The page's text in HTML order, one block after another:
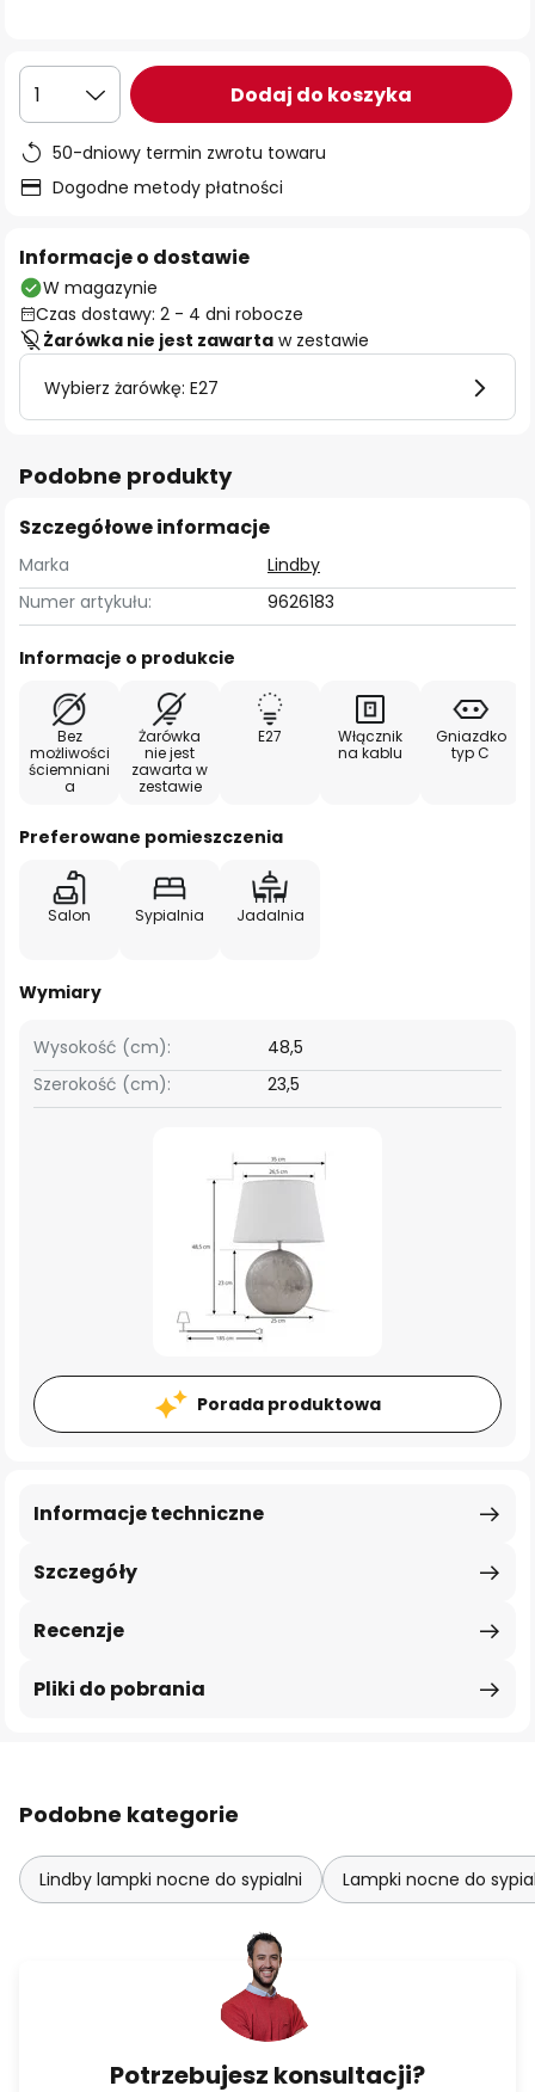
1 Dodaj do koszyka
50-dniowy termin zwrotu towaru
Dogodne metody płatności
Informacje o dostawie
W magazynie
Czas dostawy: 2 - 4 dni robocze
Żarówka nie jest zawarta w zestawie
Wybierz żarówkę: E27
Podobne produkty
Szczegółowe informacje
Marka
Lindby
Numer artykułu:
9626183
Informacje o produkcie
Bez
możliwości
ściemniani
a
Żarówka
nie jest
zawarta w
zestawie
E27
Włącznik
na kablu
Gniazdko
typ C
Preferowane pomieszczenia
Salon Sypialnia Jadalnia
Wymiary
Szerokość (cm): 23,5
Wysokość (cm): 48,5
Porada produktowa
Szczegóły
Informacje techniczne
Recenzje
Pliki do pobrania
Podobne kategorie
Lindby lampki nocne do sypialni Lampki nocne do
Potrzebujesz konsultacji?